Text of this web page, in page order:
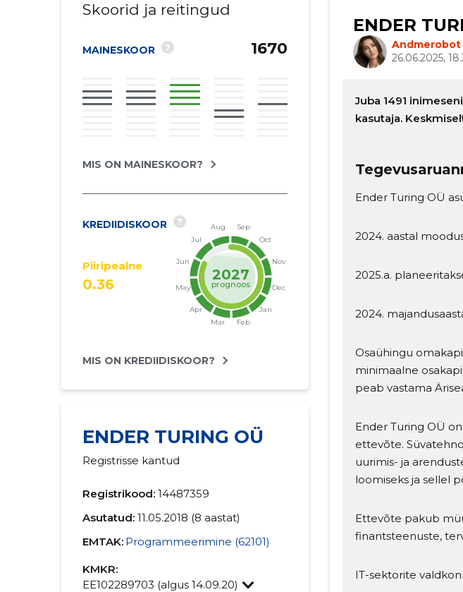
Skoorid ja reitingud
MAINESKOOR ? 1670
MIS ON MAINESKOOR?
KREDIIDISKOOR ?
Piiripealne
0.36
2027
prognoos
MIS ON KREDIIDISKOOR?
ENDER TURING OÜ
Registrisse kantud
Registrikood: 14487359
Asutatud: 11.05.2018 (8 aastat)
EMTAK: Programmeerimine (62101)
KMKR:
EE102289703 (algus 14.09.20)
ENDER
Andmerobot
26.06.2025,
Juba 1491
kasutaja.
Ender Turing OÜ
2024. aastal
2025.a.
2024.
Osaühingu
minimaalne
peab vastama
Ender Turing OÜ
ettevõte.
uurimis- ja
loomiseks ja sellel
Ettevõte pakub
finantsteenuste,
IT-sektorite